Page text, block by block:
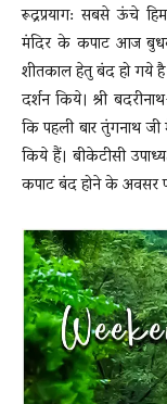
रूद्रप्रयाग: सबसे ऊंचे
मंदिर के कपाट आज
शीतकाल हेतु बंद हो गये
दर्शन किये। श्री
कि पहली बार तुंगनाथ
किये हैं। बीकेटीसी
कपाट बंद होने के अवसर पर